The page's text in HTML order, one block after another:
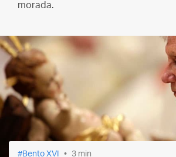
morada.
Bento XVI 3 min